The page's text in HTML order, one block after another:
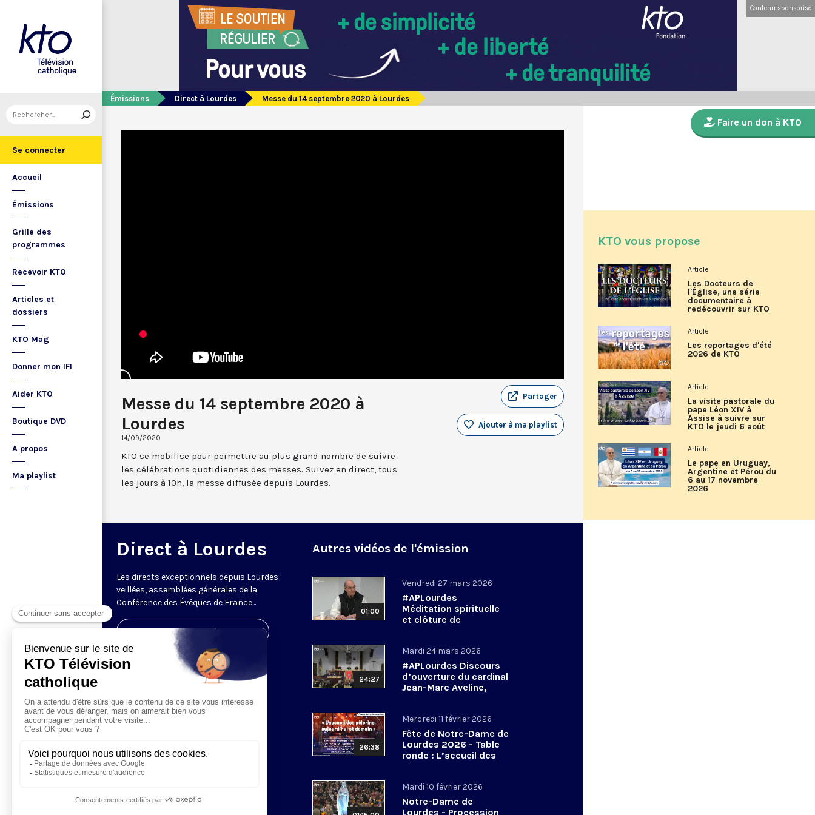
Se connecter
Accueil
Émissions
Grille des
programmes
Recevoir KTO
Articles et
dossiers
KTO Mag
Donner mon IFI
Aider KTO
Boutique DVD
A propos
Ma playlist
Contenu sponsorisé
Émissions Direct à Lourdes Messe du 14 septembre 2020 à Lourdes
Messe du 14 septembre 2020 à
Lourdes
14/09/2020
Partager
Ajouter à ma playlist
KTO se mobilise pour permettre au plus grand nombre de suivre
les célébrations quotidiennes des messes. Suivez en direct, tous
les jours à 10h, la messe diffusée depuis Lourdes.
Direct à Lourdes
Les directs exceptionnels depuis Lourdes :
veillées, assemblées générales de la
Conférence des Évêques de France...
Visiter la page de l'émission
Autres vidéos de l'émission
01:00
Vendredi 27 mars 2026
#APLourdes
Méditation spirituelle
et clôture de
l’Assemblée des
mars 2026
24:27
Mardi 24 mars 2026
#APLourdes Discours
d’ouverture du cardinal
Jean-Marc Aveline,
président de la CEF -
26:38
Mercredi 11 février 2026
Fête de Notre-Dame de
Lourdes 2026 - Table
ronde : L’accueil des
pèlerins, aujourd’hui et
Mardi 10 février 2026
Notre-Dame de
Lourdes - Procession
Faire un don à KTO
KTO vous propose
Article
Les Docteurs de
l'Église, une série
documentaire à
redécouvrir sur KTO
Article
Les reportages d'été
2026 de KTO
Article
La visite pastorale du
pape Léon XIV à
Assise à suivre sur
KTO le jeudi 6 août
Article
Le pape en Uruguay,
Argentine et Pérou du
6 au 17 novembre
2026